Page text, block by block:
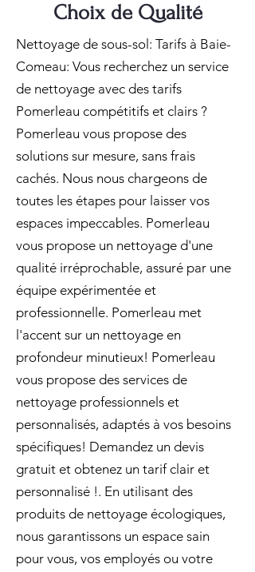
Choix de Qualité
Nettoyage de sous-sol: Tarifs à Baie-
Comeau: Vous recherchez un service
de nettoyage avec des tarifs
Pomerleau compétitifs et clairs ?
Pomerleau vous propose des
solutions sur mesure, sans frais
cachés. Nous nous chargeons de
toutes les étapes pour laisser vos
espaces impeccables. Pomerleau
vous propose un nettoyage d'une
qualité irréprochable, assuré par une
équipe expérimentée et
professionnelle. Pomerleau met
l'accent sur un nettoyage en
profondeur minutieux! Pomerleau
vous propose des services de
nettoyage professionnels et
personnalisés, adaptés à vos besoins
spécifiques! Demandez un devis
gratuit et obtenez un tarif clair et
personnalisé !. En utilisant des
produits de nettoyage écologiques,
nous garantissons un espace sain
pour vous, vos employés ou votre